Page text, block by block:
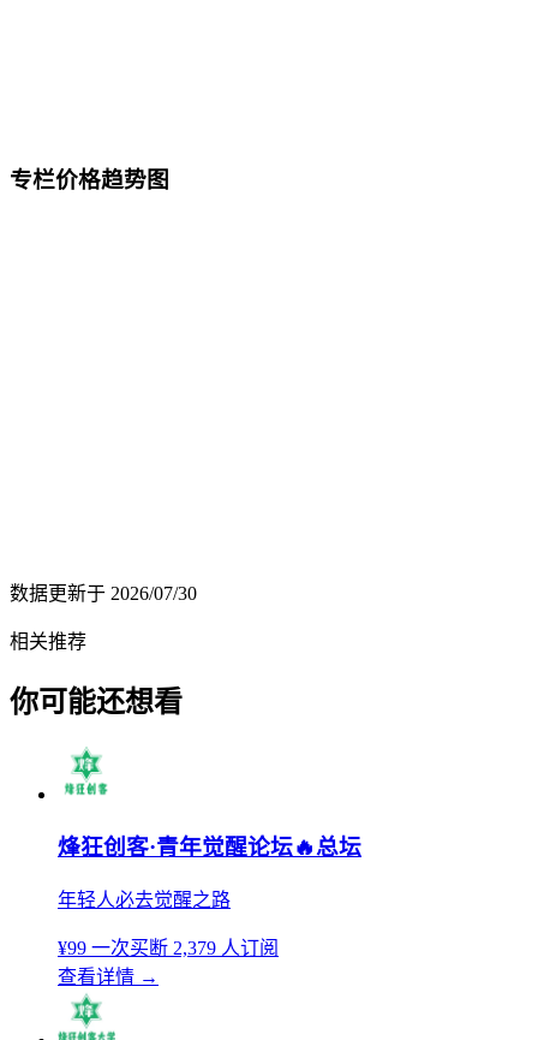
专栏价格趋势图
数据更新于 2026/07/30
相关推荐
你可能还想看
烽狂创客·青年觉醒论坛🔥总坛
年轻人必去觉醒之路
¥99 一次买断 2,379 人订阅
查看详情 →